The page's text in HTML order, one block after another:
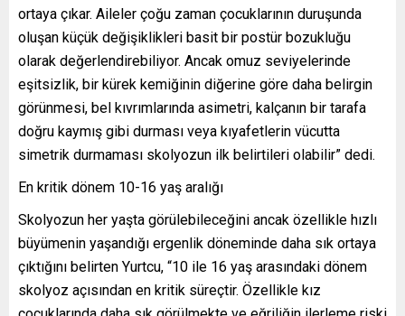
ortaya çıkar. Aileler çoğu zaman çocuklarının duruşunda
oluşan küçük değişiklikleri basit bir postür bozukluğu
olarak değerlendirebiliyor. Ancak omuz seviyelerinde
eşitsizlik, bir kürek kemiğinin diğerine göre daha belirgin
görünmesi, bel kıvrımlarında asimetri, kalçanın bir tarafa
doğru kaymış gibi durması veya kıyafetlerin vücutta
simetrik durmaması skolyozun ilk belirtileri olabilir” dedi.
En kritik dönem 10-16 yaş aralığı
Skolyozun her yaşta görülebileceğini ancak özellikle hızlı
büyümenin yaşandığı ergenlik döneminde daha sık ortaya
çıktığını belirten Yurtcu, “10 ile 16 yaş arasındaki dönem
skolyoz açısından en kritik süreçtir. Özellikle kız